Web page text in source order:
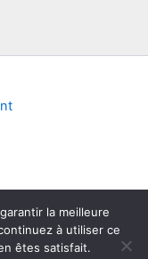
la meilleure
à utiliser ce
êtes satisfait.